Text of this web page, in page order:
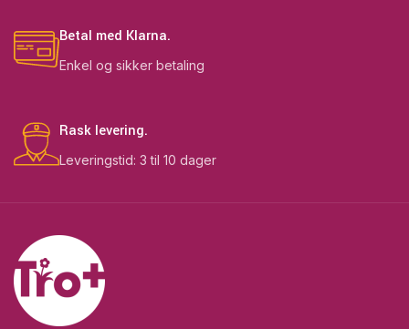
Betal med Klarna.
Enkel og sikker betaling
Rask levering.
Leveringstid: 3 til 10 dager